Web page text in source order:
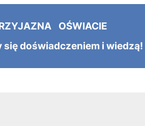
OŚWIACIE
się doświadczeniem i wiedzą!